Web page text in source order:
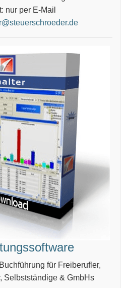
nur per E-Mail
für Freiberufler,
Selbstständige & GmbHs